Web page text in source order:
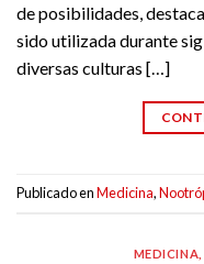
de posibilidades,
sido utilizada durante
diversas culturas […]
Publicado enMedicina,
MEDICINA